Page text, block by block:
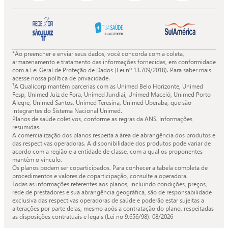
Facebook
da
Quali.
X
Quali.
Instagram
Youtube
Quali.
*Ao preencher e enviar seus dados, você concorda com a coleta,
armazenamento e tratamento das informações fornecidas, em conformidade
com a Lei Geral de Proteção de Dados (Lei nº 13.709/2018). Para saber mais
acesse nossa política de privacidade.
¹A Qualicorp mantém parcerias com as Unimed Belo Horizonte, Unimed
Fesp, Unimed Juiz de Fora, Unimed Jundiaí, Unimed Maceió, Unimed Porto
Alegre, Unimed Santos, Unimed Teresina, Unimed Uberaba, que são
integrantes do Sistema Nacional Unimed.
Planos de saúde coletivos, conforme as regras da ANS. Informações
resumidas.
A comercialização dos planos respeita a área de abrangência dos produtos e
das respectivas operadoras. A disponibilidade dos produtos pode variar de
acordo com a região e a entidade de classe, com a qual os proponentes
mantêm o vínculo.
Os planos podem ser coparticipados. Para conhecer a tabela completa de
procedimentos e valores de coparticipação, consulte a operadora.
Todas as informações referentes aos planos, incluindo condições, preços,
rede de prestadores e sua abrangência geográfica, são de responsabilidade
exclusiva das respectivas operadoras de saúde e poderão estar sujeitas a
alterações por parte delas, mesmo após a contratação do plano, respeitadas
as disposições contratuais e legais (Lei no 9.656/98). 08/2026